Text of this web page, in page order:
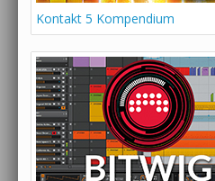
Kontakt 5 Kompendium